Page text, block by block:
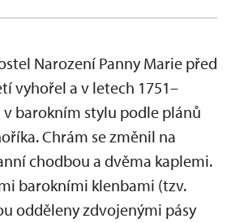
Narození Panny Marie před
vyhořel a v letech 1751–
v barokním stylu podle plánů
Chrám se změnil na
chodbou a dvěma kaplemi.
barokními klenbami (tzv.
odděleny zdvojenými pásy